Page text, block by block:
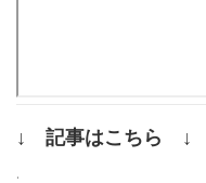
↓ 記事はこちら ↓
.